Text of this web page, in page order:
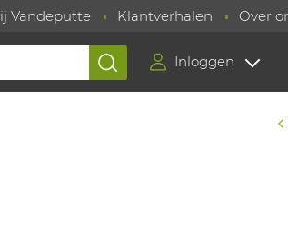
Vandeputte Klantverhalen Over
Inloggen